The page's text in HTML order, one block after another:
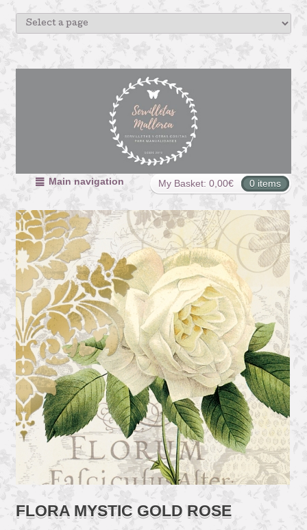
My Basket: 0,00€ 0 items
Main navigation
FLORA MYSTIC GOLD ROSE